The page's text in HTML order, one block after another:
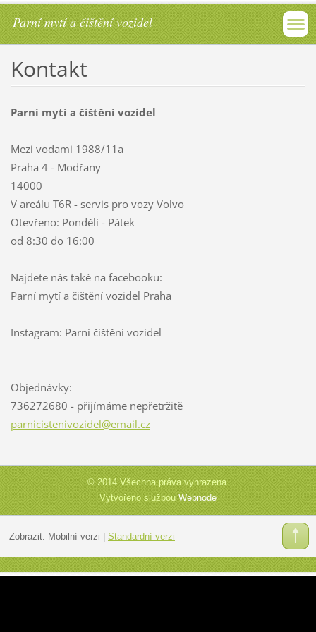
Parní mytí a čištění vozidel
Kontakt
Parní mytí a čištění vozidel
Mezi vodami 1988/11a
Praha 4 - Modřany
14000
V areálu T6R - servis pro vozy Volvo
Otevřeno: Pondělí - Pátek
od 8:30 do 16:00
Najdete nás také na facebooku:
Parní mytí a čištění vozidel Praha
Instagram: Parní čištění vozidel
Objednávky:
736272680 - přijímáme nepřetržitě
parnicistenivozidel@email.cz
© 2014 Všechna práva vyhrazena.
Vytvořeno službouWebnode
Zobrazit: Mobilní verzi Standardní verzi